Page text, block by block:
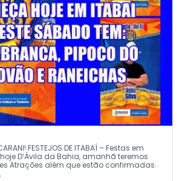
FESTEJOS DE ITABAÍ – Festas em
D’Ávila da Bahia, amanhã teremos
Atrações além que estão confirmadas.